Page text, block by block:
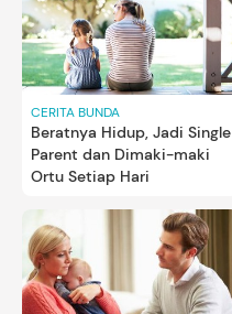
CERITA BUNDA
Beratnya Hidup, Jadi Single
Parent dan Dimaki-maki
Ortu Setiap Hari